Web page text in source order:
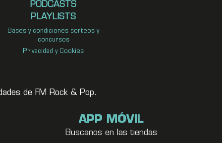
PODCASTS
PLAYLISTS
Bases y condiciones sorteos y
concursos
Privacidad y Cookies
de FM Rock & Pop.
APP MÓVIL
Buscanos en las tiendas